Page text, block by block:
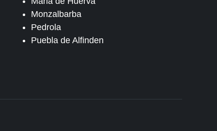
Monzalbarba
Pedrola
Puebla de Alfinden